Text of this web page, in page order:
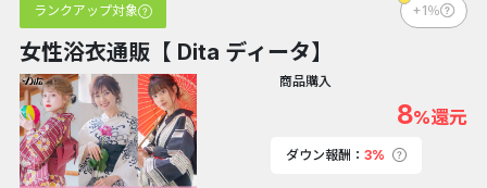
ランクアップ対象 +1％
女性浴衣通販【 Dita ディータ】
商品購入
8%還元
ダウン報酬： 3%